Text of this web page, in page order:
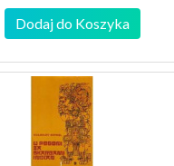
Dodaj do Koszyka